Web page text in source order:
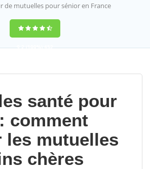
de mutuelles pour sénior en France
9,2(100%)452
santé pour
comment
les mutuelles
chères